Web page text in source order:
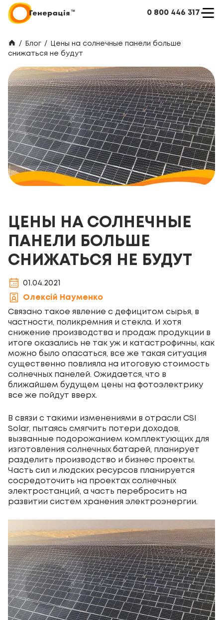
0 800 446 317
/ Блог /
Цены на солнечные панели больше
снижаться не будут
ЦЕНЫ НА СОЛНЕЧНЫЕ
ПАНЕЛИ БОЛЬШЕ
СНИЖАТЬСЯ НЕ БУДУТ
01.04.2021
Олексій Науменко
Связано такое явление с дефицитом сырья, в
частности, поликремния и стекла. И хотя
снижение производства и продаж продукции в
итоге оказались не так уж и катастрофичны, как
можно было опасаться, все же такая ситуация
существенно повлияла на итоговую стоимость
солнечных панелей. Ожидается, что в
ближайшем будущем цены на фотоэлектрику
все же пойдут вверх.
В связи с такими изменениями в отрасли CSI
Solar, пытаясь смягчить потери доходов,
вызванные подорожанием комплектующих для
изготовления солнечных батарей, планирует
разделить производство и бизнес проекты.
Часть сил и людских ресурсов планируется
сосредоточить на проектах солнечных
электростанций, а часть перебросить на
развитии систем хранения электроэнергии.